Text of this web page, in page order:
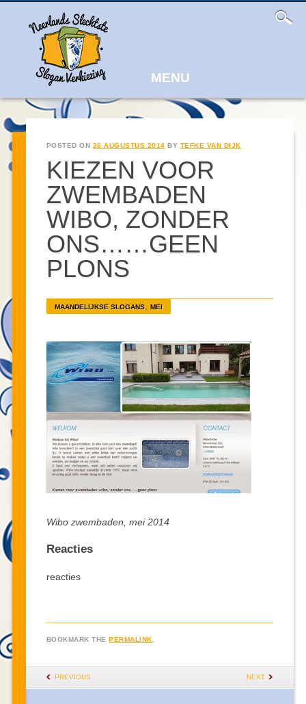
MENU
POSTED ON 26 AUGUSTUS 2014 BY TEFKE VAN DIJK
KIEZEN VOOR
ZWEMBADEN
WIBO, ZONDER
ONS……GEEN
PLONS
MAANDELIJKSE SLOGANS, MEI
Wibo zwembaden, mei 2014
Reacties
reacties
BOOKMARK THEPERMALINK.
POST NAVIGATION
PREVIOUS NEXT